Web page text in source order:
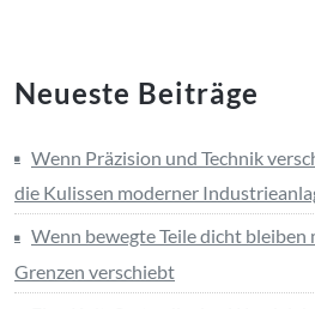
Neueste Beiträge
Wenn Präzision und Technik
die Kulissen moderner
Wenn bewegte Teile dicht bleiben
Grenzen verschiebt